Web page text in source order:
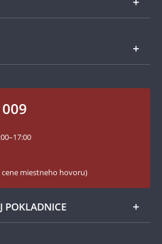
Slovenska
miestneho hovoru)
POKLADNICE